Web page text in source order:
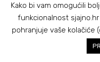
https://
Kako bi vam omogućili
funkcionalnost
pohranjuje vaše kolačiće